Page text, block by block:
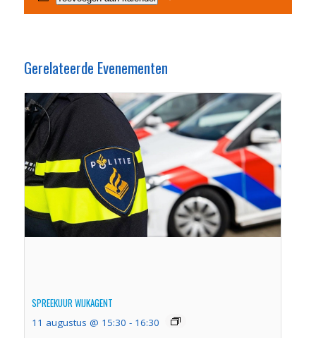
Gerelateerde Evenementen
SPREEKUUR WIJKAGENT
11 augustus @ 15:30 - 16:30